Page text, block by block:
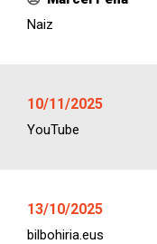
Naiz
10/11/2025
YouTube
13/10/2025
bilbohiria.eus